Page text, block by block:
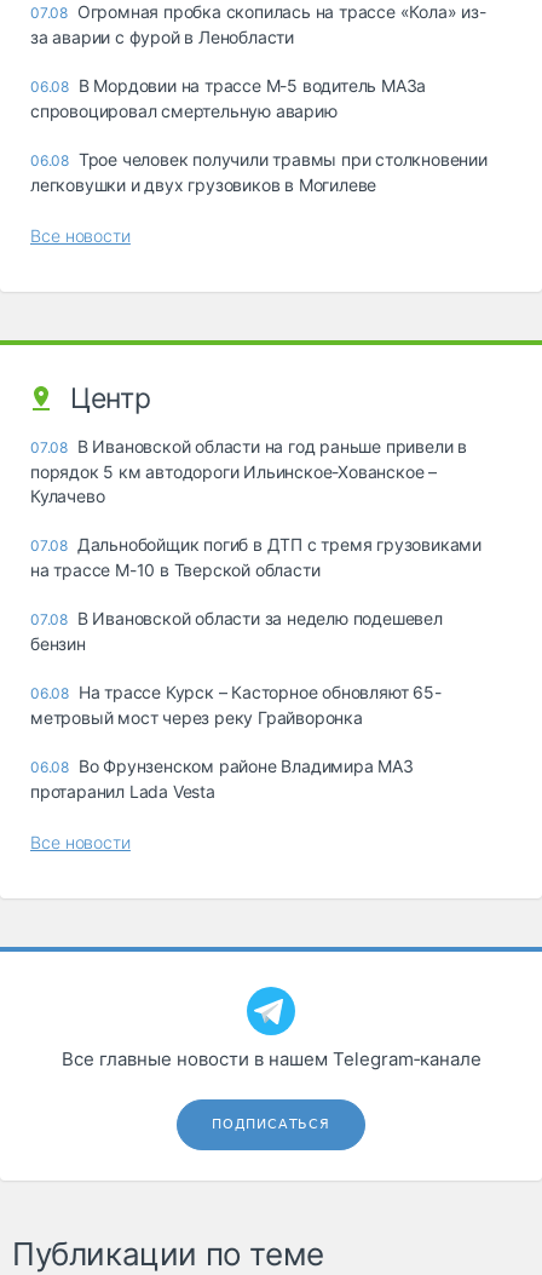
07.08 Огромная пробка скопилась на трассе «Кола» из-
за аварии с фурой в Ленобласти
06.08 В Мордовии на трассе М-5 водитель МАЗа
спровоцировал смертельную аварию
06.08 Трое человек получили травмы при столкновении
легковушки и двух грузовиков в Могилеве
Все новости
Центр
07.08 В Ивановской области на год раньше привели в
порядок 5 км автодороги Ильинское-Хованское –
Кулачево
07.08 Дальнобойщик погиб в ДТП с тремя грузовиками
на трассе М-10 в Тверской области
07.08 В Ивановской области за неделю подешевел
бензин
06.08 На трассе Курск – Касторное обновляют 65-
метровый мост через реку Грайворонка
06.08 Во Фрунзенском районе Владимира МАЗ
протаранил Lada Vesta
Все новости
Все главные новости в нашем Telegram‑канале
ПОДПИСАТЬСЯ
Публикации по теме